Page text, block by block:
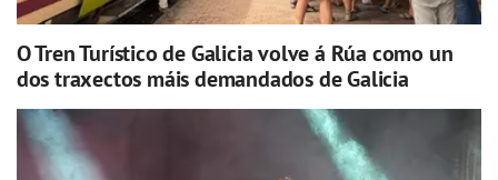
O Tren Turístico de Galicia volve á Rúa como un
dos traxectos máis demandados de Galicia